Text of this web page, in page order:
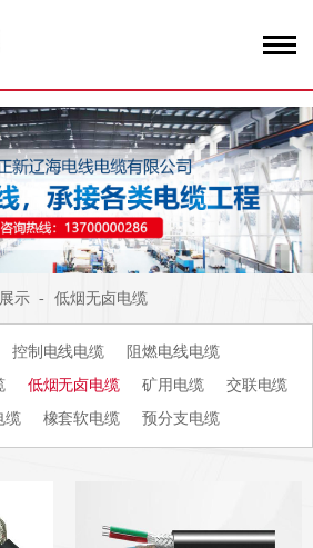
示 - 低烟无卤电缆
控制电线电缆
阻燃电线电缆
低烟无卤电缆 矿用电缆
交联电缆
缆
橡套软电缆 预分支电缆